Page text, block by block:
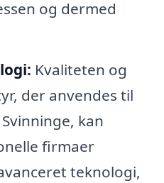
og dermed
Kvaliteten og
der anvendes til
kan
firmaer
teknologi,